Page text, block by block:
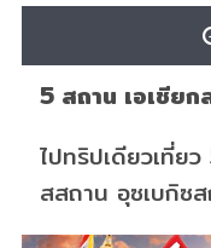
5 สถาน เอเชียก
ไปทริปเดียวเที่ย
สสถาน อุซเบกิซ